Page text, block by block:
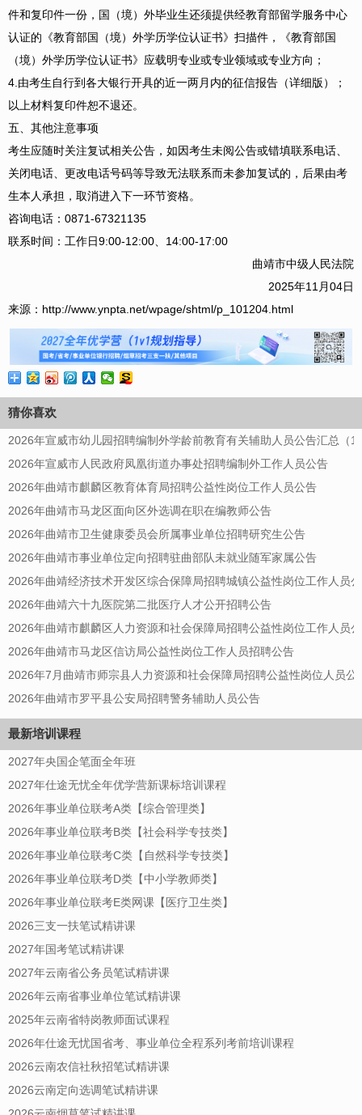
件和复印件一份，国（境）外毕业生还须提供经教育部留学服务中心
认证的《教育部国（境）外学历学位认证书》扫描件，《教育部国
（境）外学历学位认证书》应载明专业或专业领域或专业方向；
4.由考生自行到各大银行开具的近一两月内的征信报告（详细版）；
以上材料复印件恕不退还。
五、其他注意事项
考生应随时关注复试相关公告，如因考生未阅公告或错填联系电话、
关闭电话、更改电话号码等导致无法联系而未参加复试的，后果由考
生本人承担，取消进入下一环节资格。
咨询电话：0871-67321135
联系时间：工作日9:00-12:00、14:00-17:00
曲靖市中级人民法院
2025年11月04日
来源：http://www.ynpta.net/wpage/shtml/p_101204.html
猜你喜欢
2026年宣威市幼儿园招聘编制外学龄前教育有关辅助人员公告汇总（
2026年宣威市人民政府凤凰街道办事处招聘编制外工作人员公告
2026年曲靖市麒麟区教育体育局招聘公益性岗位工作人员公告
2026年曲靖市马龙区面向区外选调在职在编教师公告
2026年曲靖市卫生健康委员会所属事业单位招聘研究生公告
2026年曲靖市事业单位定向招聘驻曲部队未就业随军家属公告
2026年曲靖经济技术开发区综合保障局招聘城镇公益性岗位工作人员
2026年曲靖六十九医院第二批医疗人才公开招聘公告
2026年曲靖市麒麟区人力资源和社会保障局招聘公益性岗位工作人员
2026年曲靖市马龙区信访局公益性岗位工作人员招聘公告
2026年7月曲靖市师宗县人力资源和社会保障局招聘公益性岗位人员公
2026年曲靖市罗平县公安局招聘警务辅助人员公告
最新培训课程
2027年央国企笔面全年班
2027年仕途无忧全年优学营新课标培训课程
2026年事业单位联考A类【综合管理类】
2026年事业单位联考B类【社会科学专技类】
2026年事业单位联考C类【自然科学专技类】
2026年事业单位联考D类【中小学教师类】
2026年事业单位联考E类网课【医疗卫生类】
2026三支一扶笔试精讲课
2027年国考笔试精讲课
2027年云南省公务员笔试精讲课
2026年云南省事业单位笔试精讲课
2025年云南省特岗教师面试课程
2026年仕途无忧国省考、事业单位全程系列考前培训课程
2026云南农信社秋招笔试精讲课
2026云南定向选调笔试精讲课